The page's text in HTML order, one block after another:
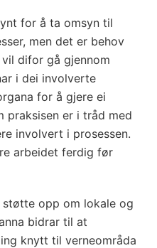
for å ta omsyn til
men det er behov
difor gå gjennom
i dei involverte
for å gjere ei
praksisen er i tråd med
involvert i prosessen.
arbeidet ferdig før
opp om lokale og
bidrar til at
knytt til verneområda